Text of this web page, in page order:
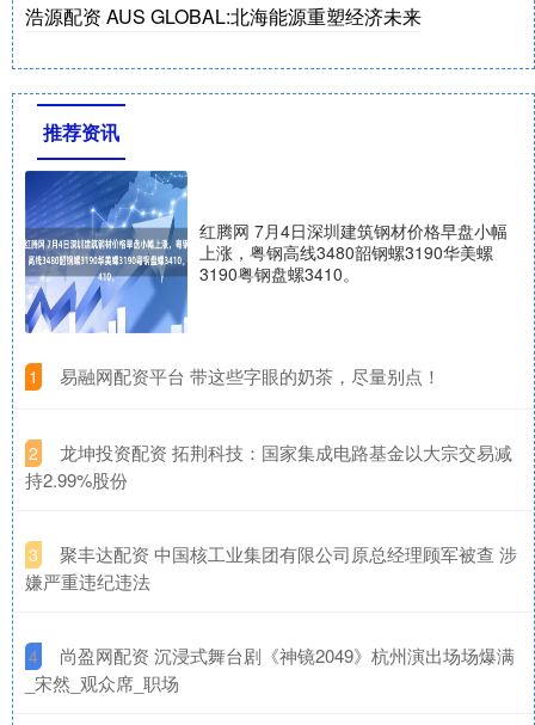
浩源配资 AUS GLOBAL:北海能源重塑经济未来
推荐资讯
红腾网 7月4日深圳建筑钢材价格早盘小幅
上涨，粤钢高线3480韶钢螺3190华美螺
3190粤钢盘螺3410。
1 ​易融网配资平台 带这些字眼的奶茶，尽量别点！
2
​龙坤投资配资 拓荆科技：国家集成电路基金以大宗交易减
持2.99%股份
3
​聚丰达配资 中国核工业集团有限公司原总经理顾军被查 涉
嫌严重违纪违法
4
​尚盈网配资 沉浸式舞台剧《神镜2049》杭州演出场场爆满
_宋然_观众席_职场